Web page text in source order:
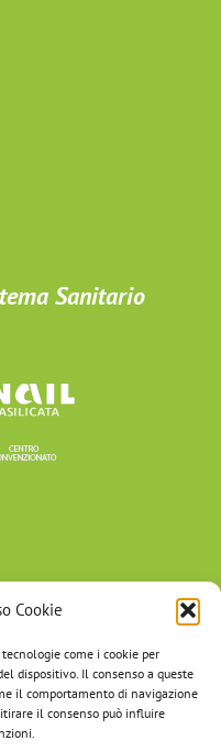
Cookie
come i cookie per
dispositivo. Il consenso a queste
il comportamento di navigazione
il consenso può influire
Sanitario